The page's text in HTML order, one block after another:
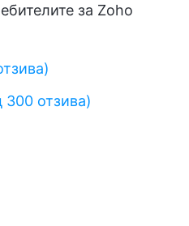
за Zoho
300 отзива)